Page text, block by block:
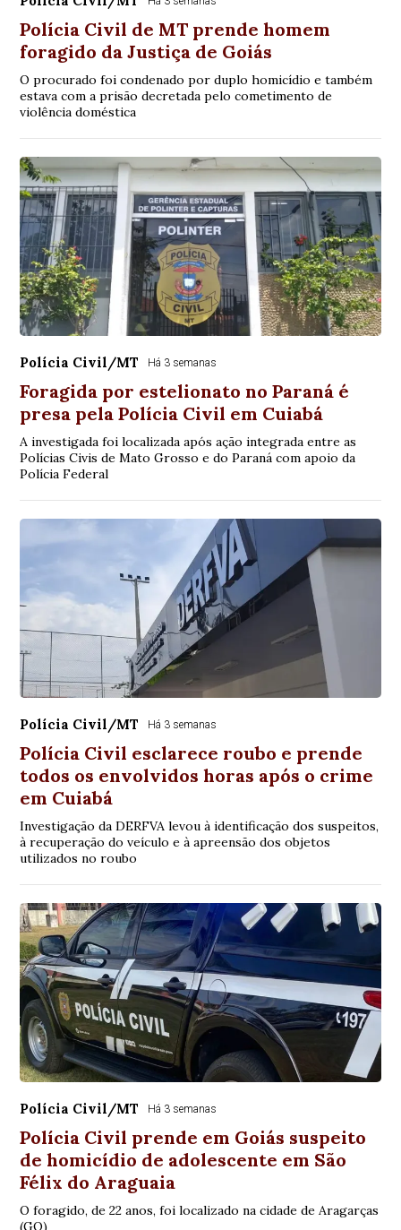
Polícia Civil de MT prende homem
foragido da Justiça de Goiás
O procurado foi condenado por duplo homicídio e também
estava com a prisão decretada pelo cometimento de
violência doméstica
Polícia Civil/MT Há 3 semanas
Foragida por estelionato no Paraná é
presa pela Polícia Civil em Cuiabá
A investigada foi localizada após ação integrada entre as
Polícias Civis de Mato Grosso e do Paraná com apoio da
Polícia Federal
Polícia Civil/MT Há 3 semanas
Polícia Civil esclarece roubo e prende
todos os envolvidos horas após o crime
em Cuiabá
Investigação da DERFVA levou à identificação dos suspeitos,
à recuperação do veículo e à apreensão dos objetos
utilizados no roubo
Polícia Civil/MT Há 3 semanas
Polícia Civil prende em Goiás suspeito
de homicídio de adolescente em São
Félix do Araguaia
O foragido, de 22 anos, foi localizado na cidade de Aragarças
(GO)